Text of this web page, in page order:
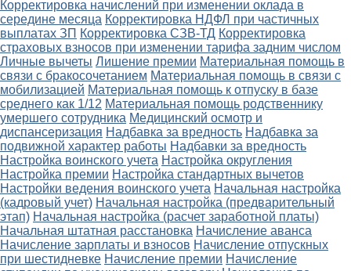
Корректировка начислений при изменении оклада в
середине месяца Корректировка НДФЛ при частичных
выплатах ЗП Корректировка СЗВ-ТД Корректировка
страховых взносов при изменении тарифа задним числом
Личные вычеты Лишение премии Материальная помощь в
связи с бракосочетанием Материальная помощь в связи с
мобилизацией Материальная помощь к отпуску в базе
среднего как 1/12 Материальная помощь родственнику
умершего сотрудника Медицинский осмотр и
диспансеризация Надбавка за вредность Надбавка за
подвижной характер работы Надбавки за вредность
Настройка воинского учета Настройка округления
Настройка премии Настройка стандартных вычетов
Настройки ведения воинского учета Начальная настройка
(кадровый учет) Начальная настройка (предварительный
этап) Начальная настройка (расчет заработной платы)
Начальная штатная расстановка Начисление аванса
Начисление зарплаты и взносов Начисление отпускных
при шестидневке Начисление премии Начисление